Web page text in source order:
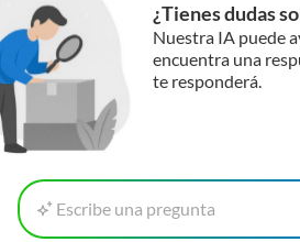
¿Tienes dudas
Nuestra IA puede
encuentra una
te responderá.
Escribe una pregunta